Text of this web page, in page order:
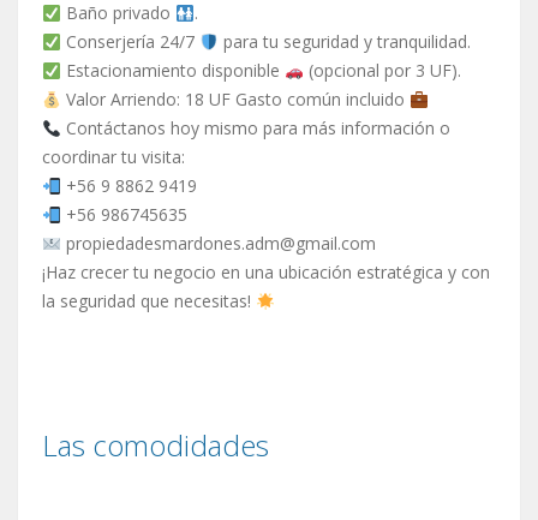
Baño privado
.
Conserjería 24/7
para tu seguridad y tranquilidad.
Estacionamiento disponible
(opcional por 3 UF).
Valor Arriendo: 18 UF Gasto común incluido
Contáctanos hoy mismo para más información o
coordinar tu visita:
+56 9 8862 9419
+56 986745635
propiedadesmardones.adm@gmail.com
¡Haz crecer tu negocio en una ubicación estratégica y con
la seguridad que necesitas!
Las comodidades